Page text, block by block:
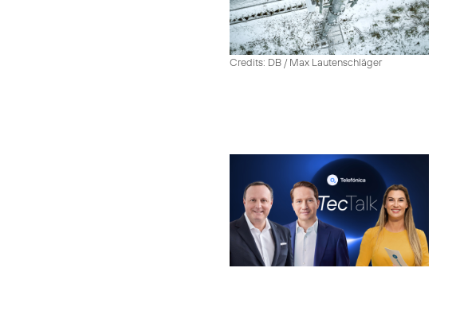
Credits: DB / Max Lautenschläger